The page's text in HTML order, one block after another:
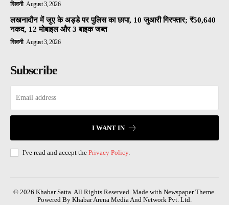
सिवनी August 3, 2026
लखनादौन में जुए के अड्डे पर पुलिस का छापा, 10 जुआरी गिरफ्तार; ₹50,640
नकद, 12 मोबाइल और 3 बाइक जब्त
सिवनी August 3, 2026
Subscribe
I WANT IN
I've read and accept the Privacy Policy.
© 2026 Khabar Satta. All Rights Reserved. Made with Newspaper Theme.
Powered By Khabar Arena Media And Network Pvt. Ltd.